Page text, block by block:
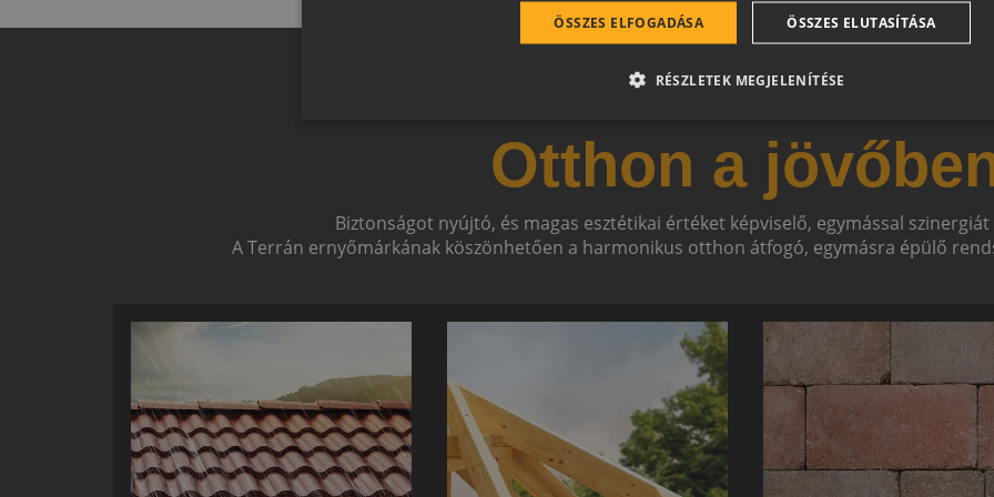
Otthon a
Biztonságot nyújtó, és magas esztétikai értéket képviselő, egymással
A Terrán ernyőmárkának köszönhetően a harmonikus otthon átfogó, egymásra épülő
ÖSSZES ELFOGADÁSA ÖSSZES ELUTASÍTÁSA
RÉSZLETEK MEGJELENÍTÉSE